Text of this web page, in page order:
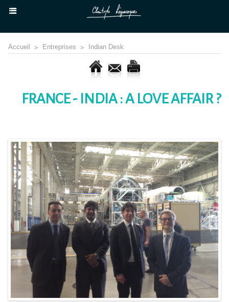
Accueil > Entreprises > Indian Desk
FRANCE - INDIA : A LOVE AFFAIR ?